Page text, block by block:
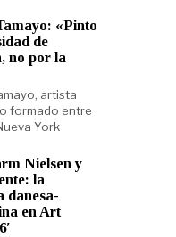
«Pinto
de
no por la
artista
formado entre
York
Nielsen y
la
danesa-
en Art